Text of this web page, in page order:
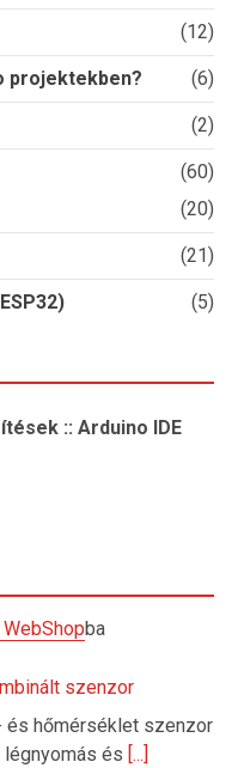
(12)
projektekben? (6)
(2)
(60)
(20)
(21)
(5)
:: Arduino IDE
WebShopba
szenzor
és hőmérséklet szenzor
és [...]